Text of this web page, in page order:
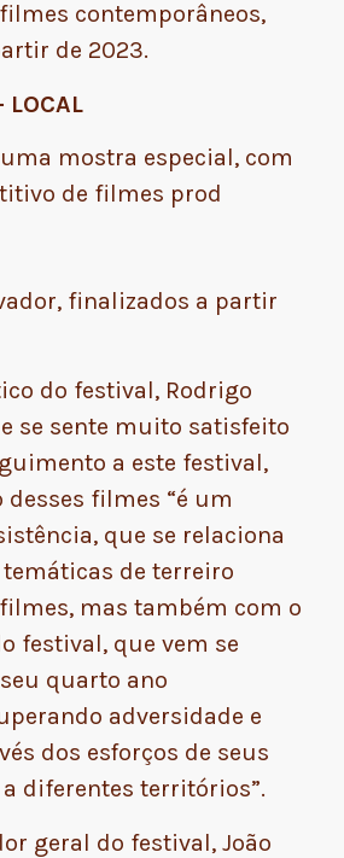
contemporâneos,
de 2023.
LOCAL
mostra especial, com
de filmes prod
finalizados a partir
do festival, Rodrigo
se sente muito satisfeito
a este festival,
desses filmes “é um
que se relaciona
temáticas de terreiro
mas também com o
festival, que vem se
quarto ano
adversidade e
dos esforços de seus
diferentes territórios”.
geral do festival, João